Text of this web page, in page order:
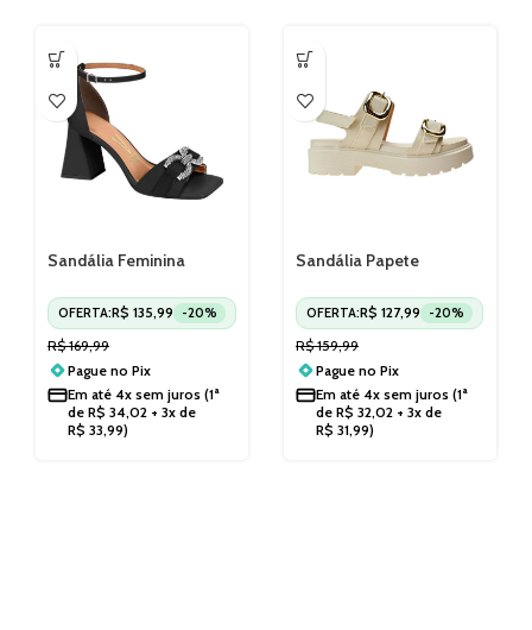
Sandália Feminina
Alto Elegante 6464139
OFERTA:R$ 135,99 -20%
R$169,99
Pague no Pix
Em até 4x sem juros (1ª
de R$ 34,02 + 3x de
R$ 33,99)
Sandália Papete
6499115
OFERTA:R$ 127,99 -20%
R$159,99
Pague no Pix
Em até 4x sem juros (1ª
de R$ 32,02 + 3x de
R$ 31,99)